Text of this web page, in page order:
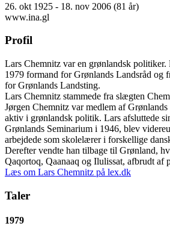
26. okt 1925 - 18. nov 2006 (81 år)
www.ina.gl
Profil
Lars Chemnitz var en grønlandsk
1979 formand for Grønlands Landsråd og
for Grønlands Landsting.
Lars Chemnitz stammede fra slægten
Jørgen Chemnitz var medlem af
aktiv i grønlandsk politik. Lars afsluttede
Grønlands Seminarium i 1946, blev
arbejdede som skolelærer i forskellige
Derefter vendte han tilbage til Grønland,
Qaqortoq, Qaanaaq og Ilulissat, afbrudt af
Læs om Lars Chemnitz på lex.dk
Taler
1979